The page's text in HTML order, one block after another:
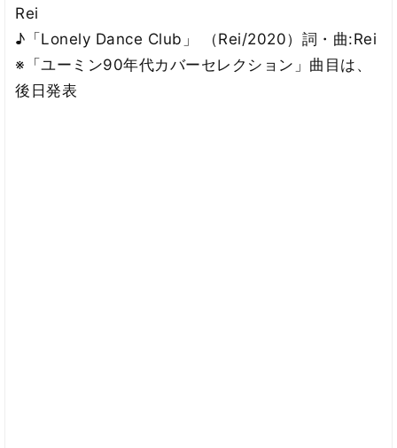
Rei
♪「Lonely Dance Club」 （Rei/2020）詞・曲:Rei
※「ユーミン90年代カバーセレクション」曲目は、
後日発表